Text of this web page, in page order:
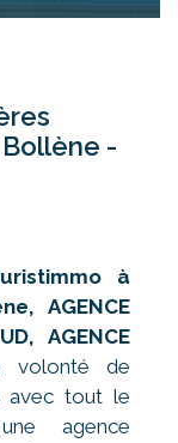
-
à
AGENCE
AGENCE
volonté de
avec tout le
agence